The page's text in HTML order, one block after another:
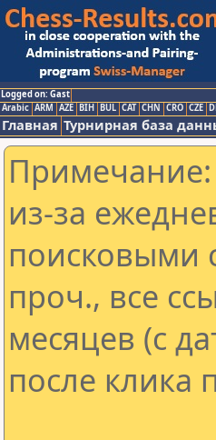
Logged on: Gast
Arabic ARM AZE BIH BUL CAT CHN CRO CZE
Главная Турнирная база
Примечание:
из-за
поисковыми
проч., все
месяцев (с
после клика